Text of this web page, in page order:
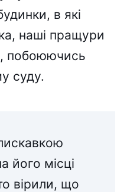
в які
наші пращури
побоюючись
суду.
його місці
вірили, що